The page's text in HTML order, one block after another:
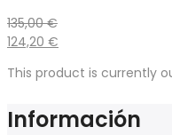
135,00€
124,20 €
This product is currently
Información